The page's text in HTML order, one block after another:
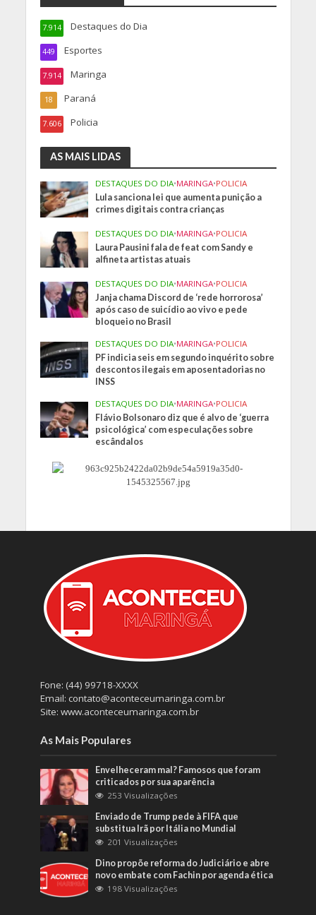
Destaques do Dia
7.914
Esportes
449
Maringa
7.914
Paraná
18
Policia
7.606
AS MAIS LIDAS
DESTAQUES DO DIA•MARINGA•POLICIA
Lula sanciona lei que aumenta punição a
crimes digitais contra crianças
DESTAQUES DO DIA•MARINGA•POLICIA
Laura Pausini fala de feat com Sandy e
alfineta artistas atuais
DESTAQUES DO DIA•MARINGA•POLICIA
Janja chama Discord de ‘rede horrorosa’
após caso de suicídio ao vivo e pede
bloqueio no Brasil
DESTAQUES DO DIA•MARINGA•POLICIA
PF indicia seis em segundo inquérito sobre
descontos ilegais em aposentadorias no
INSS
DESTAQUES DO DIA•MARINGA•POLICIA
Flávio Bolsonaro diz que é alvo de ‘guerra
psicológica’ com especulações sobre
escândalos
Fone: (44) 99718-XXXX
Email: contato@aconteceumaringa.com.br
Site: www.aconteceumaringa.com.br
As Mais Populares
Envelheceram mal? Famosos que foram
criticados por sua aparência
253 Visualizações
Enviado de Trump pede à FIFA que
substitua Irã por Itália no Mundial
201 Visualizações
Dino propõe reforma do Judiciário e abre
novo embate com Fachin por agenda ética
198 Visualizações